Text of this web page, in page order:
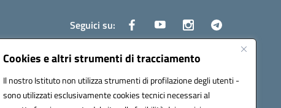
Cookies e altri strumenti di tracciamento
Il nostro Istituto non utilizza strumenti di profilazione degli utenti -
sono utilizzati esclusivamente cookies tecnici necessari al
Seguici su:
pais01700b@pec.istruzione.it